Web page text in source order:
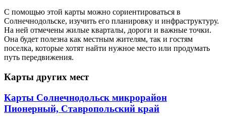
С помощью этой карты можно сориентироваться в
Солнечнодольске, изучить его планировку и инфраструктуру.
На ней отмечены жилые кварталы, дороги и важные точки.
Она будет полезна как местным жителям, так и гостям
поселка, которые хотят найти нужное место или продумать
путь передвижения.
Карты других мест
Карты Солнечнодольск микрорайон
Пионерный, Ставропольский край